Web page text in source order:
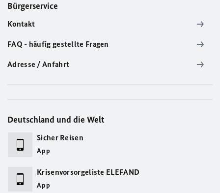
Bürgerservice
Kontakt
FAQ - häufig gestellte Fragen
Adresse / Anfahrt
Deutschland und die Welt
Sicher Reisen
App
Krisenvorsorgeliste ELEFAND
App